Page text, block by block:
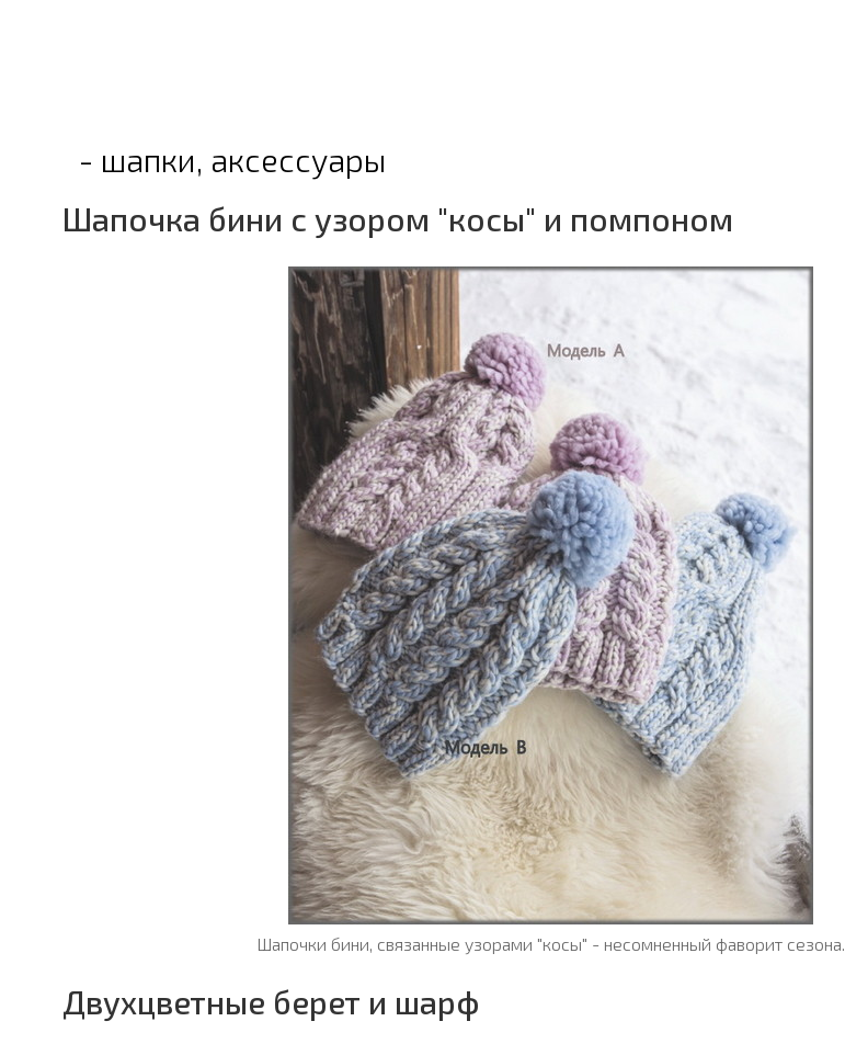
- шапки, аксессуары
Шапочка бини с узором "косы" и помпоном
Шапочки бини, связанные узорами "косы" - несомненный фаворит сезона.
Двухцветные берет и шарф